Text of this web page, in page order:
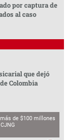
por captura de
al caso
que dejó
Colombia
de $100 millones